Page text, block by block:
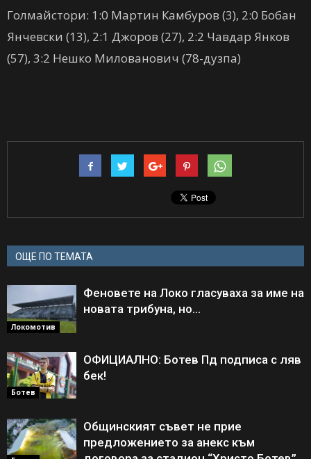
Голмайстори: 1:0 Мартин Камбуров (3), 2:0 Бобан
Янчевски (13), 2:1 Джоров (27), 2:2 Чавдар Янков
(57), 3:2 Нешко Милованович (78-дузпа)
ОЩЕ ПО ТЕМАТА
Локомотив
Феновете на Локо гласуваха за име на
новата трибуна, но…
Ботев
ОФИЦИАЛНО: Ботев Пд подписа с ляв
бек!
Общинският съвет не прие
предложението за анекс към